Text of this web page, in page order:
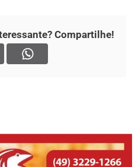
Compartilhe!